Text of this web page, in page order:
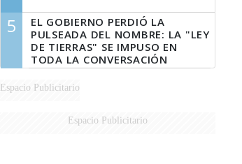
5
EL GOBIERNO PERDIÓ LA
PULSEADA DEL NOMBRE: LA "LEY
DE TIERRAS" SE IMPUSO EN
TODA LA CONVERSACIÓN
DIGITAL
Espacio Publicitario
Espacio Publicitario